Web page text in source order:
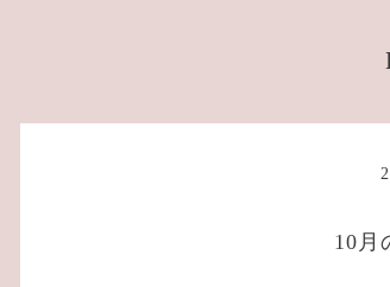
10月